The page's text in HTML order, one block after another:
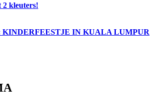
2 kleuters!
IN KUALA LUMPUR